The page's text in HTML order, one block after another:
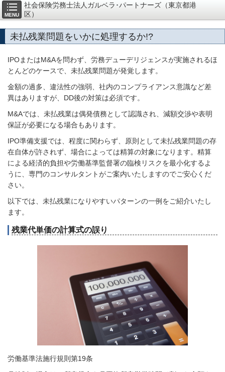
MENU
社会保険労務士法人ガルベラ･パートナーズ（東京都港
区）
未払残業問題をいかに処理するか!?
IPOまたはM&Aを問わず、労務デューデリジェンスが実施されるほ
とんどのケースで、未払残業問題が発覚します。
金額の過多、違法性の強弱、社内のコンプライアンス意識など差
異はありますが、DD後の対策は必須です。
M&Aでは、未払残業は偶発債務として認識され、減額交渉や表明
保証が必要になる場合もあります。
IPO準備支援では、程度に関わらず、原則として未払残業問題の存
在自体が許されず、場合によっては精算の対象になります。精算
による経済的負担や労働基準監督署の臨検リスクを最小化するよ
うに、専門のコンサルタントがご案内いたしますのでご安心くだ
さい。
以下では、未払残業になりやすいパターンの一例をご紹介いたし
ます。
残業代単価の計算式の誤り
労働基準法施行規則第19条